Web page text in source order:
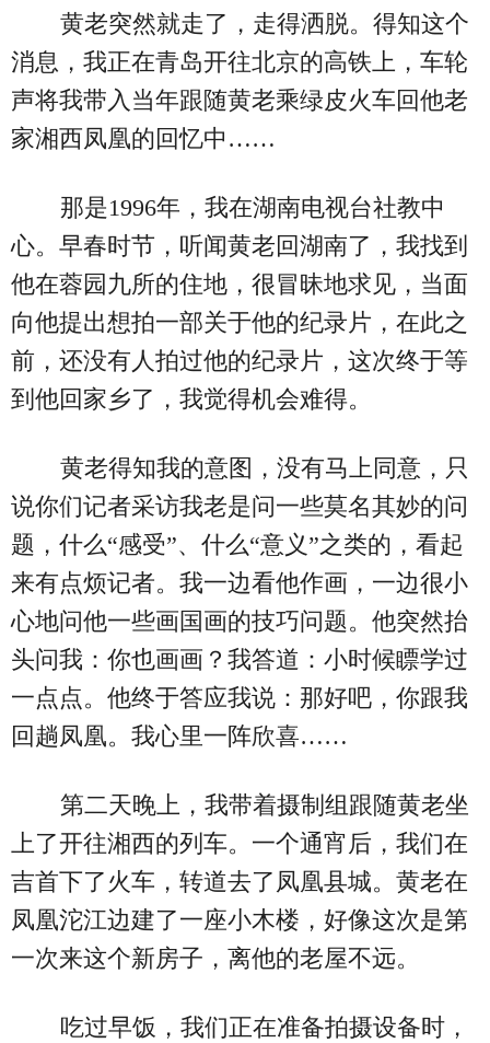
黄老突然就走了，走得洒脱。得知这个
消息，我正在青岛开往北京的高铁上，车轮
声将我带入当年跟随黄老乘绿皮火车回他老
家湘西凤凰的回忆中……
那是1996年，我在湖南电视台社教中
心。早春时节，听闻黄老回湖南了，我找到
他在蓉园九所的住地，很冒昧地求见，当面
向他提出想拍一部关于他的纪录片，在此之
前，还没有人拍过他的纪录片，这次终于等
到他回家乡了，我觉得机会难得。
黄老得知我的意图，没有马上同意，只
说你们记者采访我老是问一些莫名其妙的问
题，什么“感受”、什么“意义”之类的，看起
来有点烦记者。我一边看他作画，一边很小
心地问他一些画国画的技巧问题。他突然抬
头问我：你也画画？我答道：小时候瞟学过
一点点。他终于答应我说：那好吧，你跟我
回趟凤凰。我心里一阵欣喜……
第二天晚上，我带着摄制组跟随黄老坐
上了开往湘西的列车。一个通宵后，我们在
吉首下了火车，转道去了凤凰县城。黄老在
凤凰沱江边建了一座小木楼，好像这次是第
一次来这个新房子，离他的老屋不远。
吃过早饭，我们正在准备拍摄设备时，